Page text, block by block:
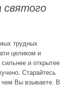
трудных
целиком и
и открытее
Старайтесь
чем Вы взываете. В